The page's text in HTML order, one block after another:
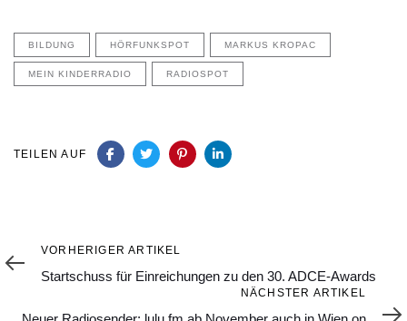
BILDUNG HÖRFUNKSPOT MARKUS KROPAC
MEIN KINDERRADIO RADIOSPOT
TEILEN AUF
Vorheriger
Artikel
VORHERIGER ARTIKEL
Startschuss für Einreichungen zu den 30. ADCE-Awards
Artikel
NÄCHSTER ARTIKEL